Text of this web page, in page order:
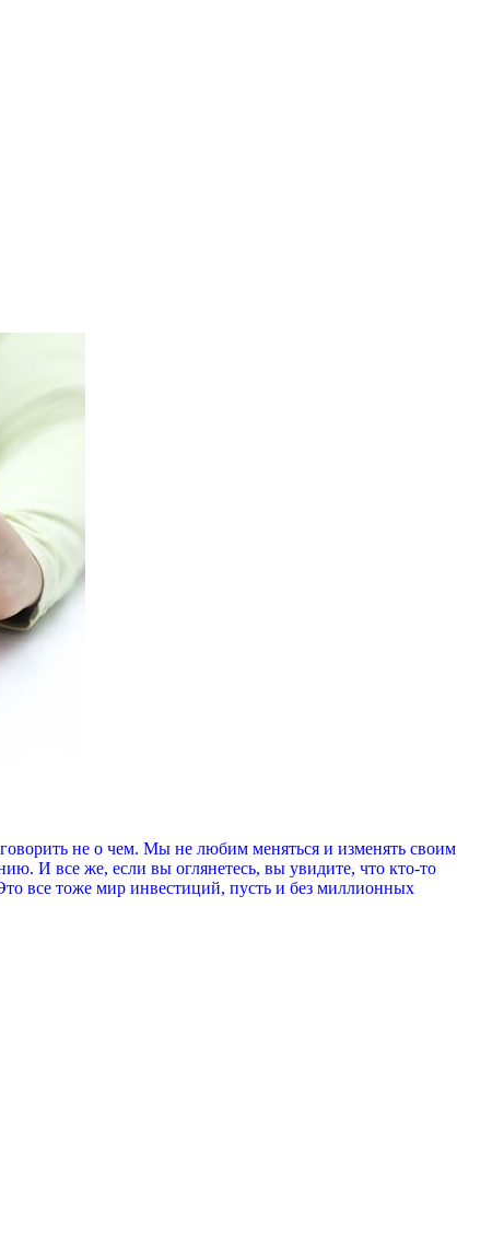
не о чем. Мы не любим меняться и изменять своим
И все же, если вы оглянетесь, вы увидите, что кто-то
все тоже мир инвестиций, пусть и без миллионных